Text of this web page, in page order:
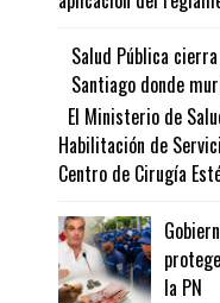
Salud Pública
Santiago donde
El Ministerio de
Habilitación de
Centro de Cirugía
la PN